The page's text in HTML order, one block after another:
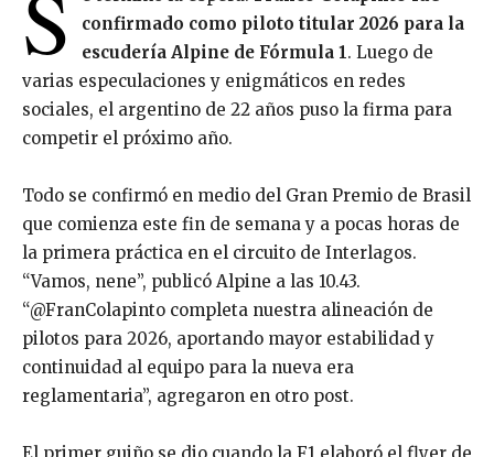
confirmado como piloto titular 2026 para la
escudería Alpine de Fórmula 1. Luego de
varias especulaciones y enigmáticos en redes
sociales, el argentino de 22 años puso la firma para
competir el próximo año.
Todo se confirmó en medio del Gran Premio de Brasil
que comienza este fin de semana y a pocas horas de
la primera práctica en el circuito de Interlagos.
“Vamos, nene”, publicó Alpine a las 10.43.
“@FranColapinto completa nuestra alineación de
pilotos para 2026, aportando mayor estabilidad y
continuidad al equipo para la nueva era
reglamentaria”, agregaron en otro post.